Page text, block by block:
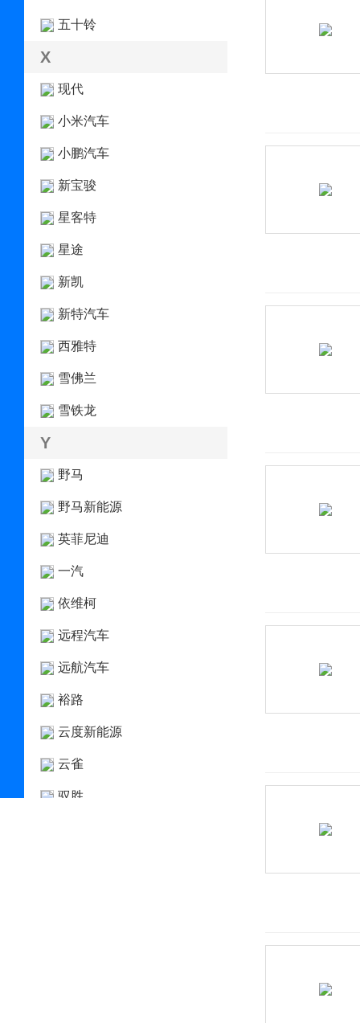
五十铃
X
现代
小米汽车
小鹏汽车
新宝骏
星客特
星途
新凯
新特汽车
西雅特
雪佛兰
雪铁龙
Y
野马
野马新能源
英菲尼迪
一汽
依维柯
远程汽车
远航汽车
裕路
云度新能源
云雀
驭胜